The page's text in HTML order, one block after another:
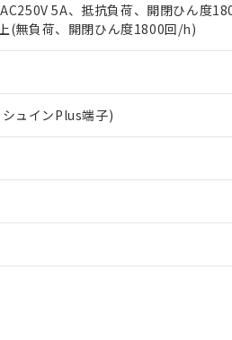
5A、抵抗負荷、開閉ひん度
(無負荷、開閉ひん度1800回/h)
ュインPlus端子)